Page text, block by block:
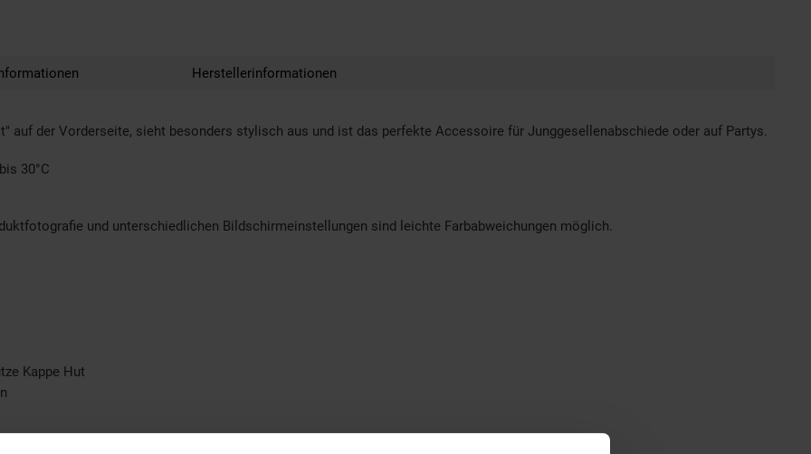
Herstellerinformationen
auf der Vorderseite, sieht besonders stylisch aus und ist das perfekte Accessoire für Junggesellenabschiede oder auf Partys.
30°C
und unterschiedlichen Bildschirmeinstellungen sind leichte Farbabweichungen möglich.
Kappe Hut